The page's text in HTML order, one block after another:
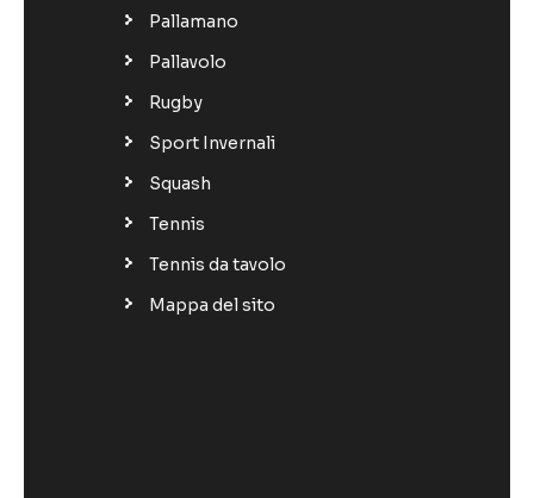
Pallamano
Pallavolo
Rugby
Sport Invernali
Squash
Tennis
Tennis da tavolo
Mappa del sito